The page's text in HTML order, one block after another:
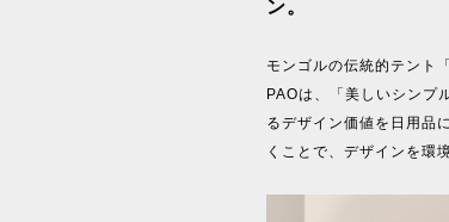
ン。
モンゴルの伝統的テント
PAOは、「美しいシンプ
るデザイン価値を日用品
くことで、デザインを環